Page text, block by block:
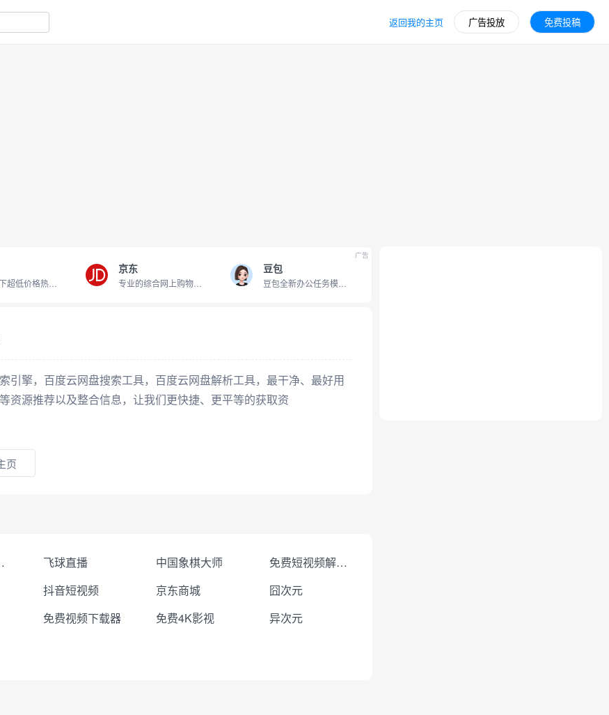
返回我的主页 广告投放 免费投稿
京东 豆包
广告
引擎，百度云网盘搜索工具，百度云网盘解析工具，最干净、最好用
资源推荐以及整合信息，让我们更快捷、更平等的获取资
页
省心 飞球直播 中国象棋大师
免费短视频解析下载
抖音短视频 京东商城
囧次元
免费视频下载器 免费4K影视
异次元